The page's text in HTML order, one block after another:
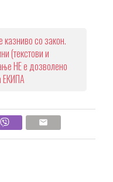
казниво со закон.
(текстови и
НЕ е дозволено
ЕКИПА